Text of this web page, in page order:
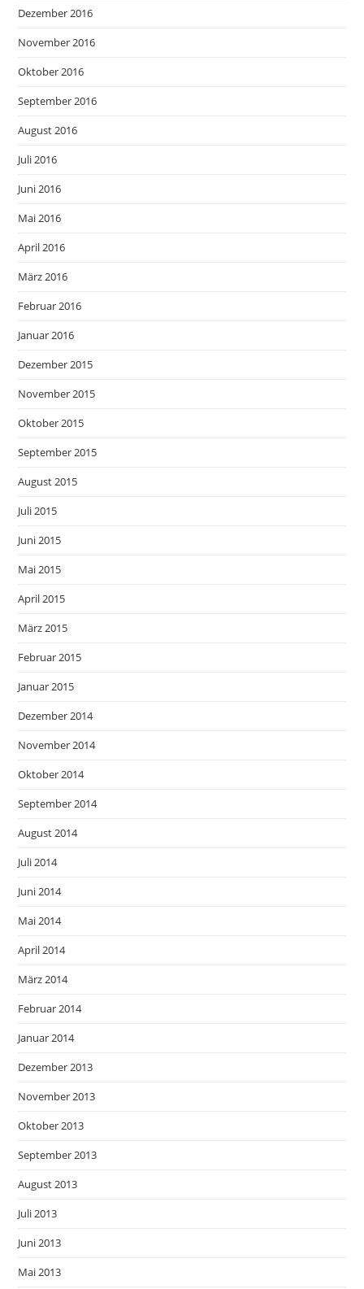
Dezember 2016
November 2016
Oktober 2016
September 2016
August 2016
Juli 2016
Juni 2016
Mai 2016
April 2016
März 2016
Februar 2016
Januar 2016
Dezember 2015
November 2015
Oktober 2015
September 2015
August 2015
Juli 2015
Juni 2015
Mai 2015
April 2015
März 2015
Februar 2015
Januar 2015
Dezember 2014
November 2014
Oktober 2014
September 2014
August 2014
Juli 2014
Juni 2014
Mai 2014
April 2014
März 2014
Februar 2014
Januar 2014
Dezember 2013
November 2013
Oktober 2013
September 2013
August 2013
Juli 2013
Juni 2013
Mai 2013